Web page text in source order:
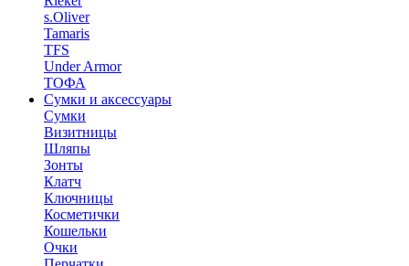
s.Oliver
Tamaris
TFS
Under Armor
ТОФА
Сумки и аксессуары
Сумки
Визитницы
Шляпы
Зонты
Клатч
Ключницы
Косметички
Кошельки
Очки